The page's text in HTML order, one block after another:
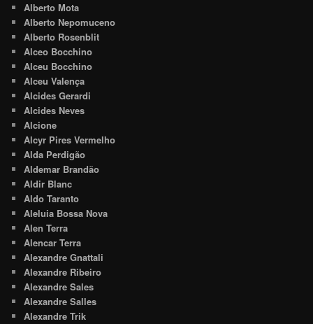
Alberto Mota
Alberto Nepomuceno
Alberto Rosenblit
Alceo Bocchino
Alceu Bocchino
Alceu Valença
Alcides Gerardi
Alcides Neves
Alcione
Alcyr Pires Vermelho
Alda Perdigão
Aldemar Brandão
Aldir Blanc
Aldo Taranto
Aleluia Bossa Nova
Alen Terra
Alencar Terra
Alexandre Gnattali
Alexandre Ribeiro
Alexandre Sales
Alexandre Salles
Alexandre Trik